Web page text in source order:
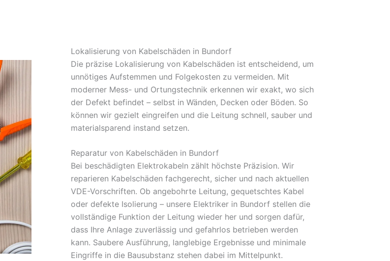
Lokalisierung von Kabelschäden in Bundorf
Die präzise Lokalisierung von Kabelschäden ist entscheidend, um
unnötiges Aufstemmen und Folgekosten zu vermeiden. Mit
moderner Mess- und Ortungstechnik erkennen wir exakt, wo sich
der Defekt befindet – selbst in Wänden, Decken oder Böden. So
können wir gezielt eingreifen und die Leitung schnell, sauber und
materialsparend instand setzen.
Reparatur von Kabelschäden in Bundorf
Bei beschädigten Elektrokabeln zählt höchste Präzision. Wir
reparieren Kabelschäden fachgerecht, sicher und nach aktuellen
VDE-Vorschriften. Ob angebohrte Leitung, gequetschtes Kabel
oder defekte Isolierung – unsere Elektriker in Bundorf stellen die
vollständige Funktion der Leitung wieder her und sorgen dafür,
dass Ihre Anlage zuverlässig und gefahrlos betrieben werden
kann. Saubere Ausführung, langlebige Ergebnisse und minimale
Eingriffe in die Bausubstanz stehen dabei im Mittelpunkt.